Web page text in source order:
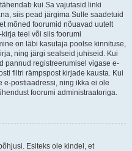
kui Sa vajutasid linki
siis pead järgima Sulle saadetuid
mõned foorumid nõuavad uutelt
teel või siis foorumi
on läbi kasutaja poolse kinnituse,
ning järgi sealseid juhiseid. Kui
pannud registreerumisel vigase e-
filtri rämpspost kirjade kausta. Kui
e-postiaadressi, ning ikka ei ole
foorumi administraatoriga.
Esiteks ole kindel, et